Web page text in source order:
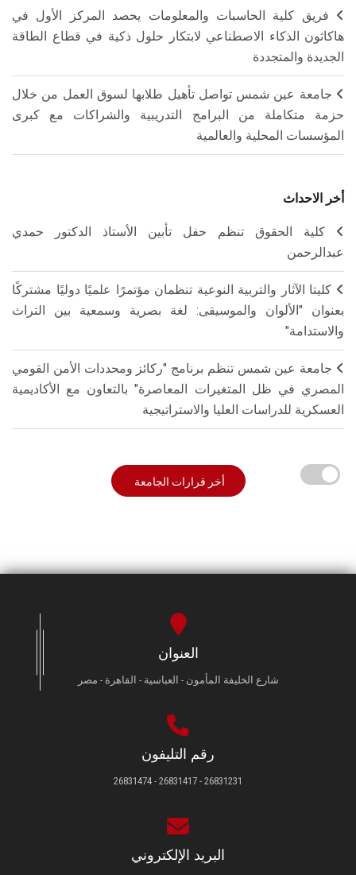
فريق كلية الحاسبات والمعلومات يحصد المركز الأول في
هاكاثون الذكاء الاصطناعي لابتكار حلول ذكية في قطاع الطاقة
الجديدة والمتجددة
جامعة عين شمس تواصل تأهيل طلابها لسوق العمل من خلال
حزمة متكاملة من البرامج التدريبية والشراكات مع كبرى
المؤسسات المحلية والعالمية
أخر الاحداث
كلية الحقوق تنظم حفل تأبين الأستاذ الدكتور حمدي
عبدالرحمن
كليتا الآثار والتربية النوعية تنظمان مؤتمرًا علميًا دوليًا مشتركًا
بعنوان "الألوان والموسيقى: لغة بصرية وسمعية بين التراث
والاستدامة"
جامعة عين شمس تنظم برنامج "ركائز ومحددات الأمن القومي
المصري في ظل المتغيرات المعاصرة" بالتعاون مع الأكاديمية
العسكرية للدراسات العليا والاستراتيجية
أخر قرارات الجامعة
العنوان
شارع الخليفة المأمون - العباسية - القاهرة - مصر
رقم التليفون
26831231 - 26831417 - 26831474
البريد الإلكتروني